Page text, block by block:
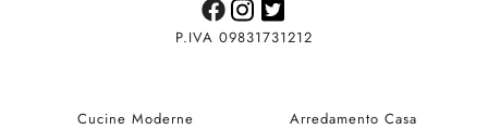
P.IVA 09831731212
Cucine Moderne Arredamento Casa